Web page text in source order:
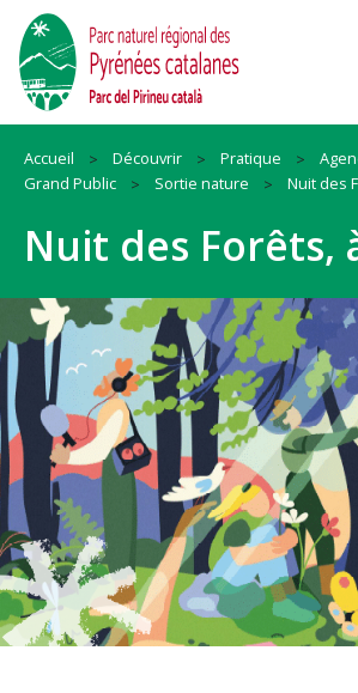
Accueil Découvrir Pratique
Grand Public
Sortie nature Nuit des
Nuit des Forêts,